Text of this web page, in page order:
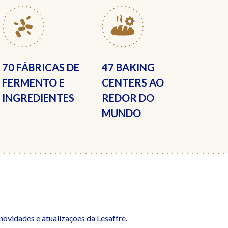
70 FÁBRICAS DE
FERMENTO E
INGREDIENTES
47 BAKING
CENTERS AO
REDOR DO
MUNDO
e atualizações da Lesaffre.